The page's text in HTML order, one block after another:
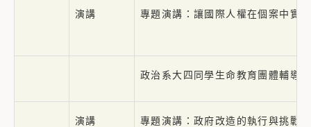
演講 專題演講：讓國際人權在個案中實
政治系大四同學生命教育團體輔導
演講 專題演講：政府改造的執行與挑戰